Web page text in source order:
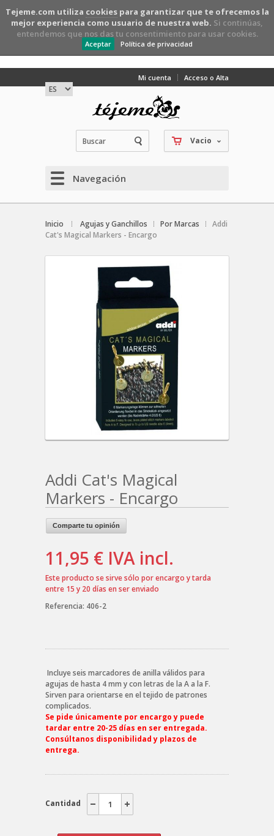
Tejeme.com utiliza cookiespara garantizar que te ofrecemos la
mejor experiencia como usuario de nuestra web. Si continúas,
entendemos que nos das tu consentimiento para usar cookies.
Aceptar Política de privacidad
Mi cuenta Acceso o Alta
Vacio
Navegación
Inicio Agujas y Ganchillos Por Marcas
Addi
Cat's Magical Markers - Encargo
Addi Cat's Magical
Markers - Encargo
Comparte tu opinión
11,95 € IVA incl.
Este producto se sirve sólo por encargo y tarda
entre 15 y 20 días en ser enviado
Referencia: 406-2
Incluye seis marcadores de anilla válidos para
agujas de hasta 4 mm y con letras de la A a la F.
Sirven para orientarse en el tejido de patrones
complicados.
Se pide únicamente por encargo y puede
tardar entre 20-25 días en ser entregada.
Consúltanos disponibilidad y plazos de
entrega.
Cantidad